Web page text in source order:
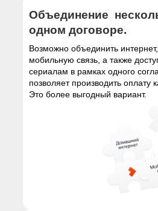
Объединение
одном договоре.
Возможно объединить
мобильную связь, а также
сериалам в рамках одного
позволяет производить оплату
Это более выгодный вариант.